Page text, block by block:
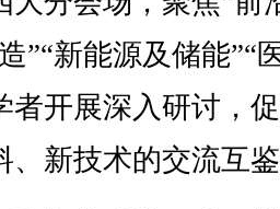
”“新能源及储能”“
者开展深入研讨，
、新技术的交流互